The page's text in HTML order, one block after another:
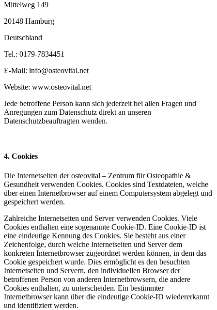
Mittelweg 149
20148 Hamburg
Deutschland
Tel.: 0179-7834451
E-Mail: info@osteovital.net
Website: www.osteovital.net
Jede betroffene Person kann sich jederzeit bei allen Fragen und
Anregungen zum Datenschutz direkt an unseren
Datenschutzbeauftragten wenden.
4. Cookies
Die Internetseiten der osteovital – Zentrum für Osteopathie &
Gesundheit verwenden Cookies. Cookies sind Textdateien, welche
über einen Internetbrowser auf einem Computersystem abgelegt und
gespeichert werden.
Zahlreiche Internetseiten und Server verwenden Cookies. Viele
Cookies enthalten eine sogenannte Cookie-ID. Eine Cookie-ID ist
eine eindeutige Kennung des Cookies. Sie besteht aus einer
Zeichenfolge, durch welche Internetseiten und Server dem
konkreten Internetbrowser zugeordnet werden können, in dem das
Cookie gespeichert wurde. Dies ermöglicht es den besuchten
Internetseiten und Servern, den individuellen Browser der
betroffenen Person von anderen Internetbrowsern, die andere
Cookies enthalten, zu unterscheiden. Ein bestimmter
Internetbrowser kann über die eindeutige Cookie-ID wiedererkannt
und identifiziert werden.